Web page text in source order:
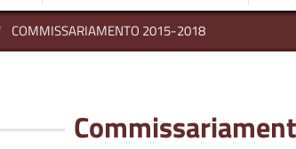
COMMISSARIAMENTO 2015-2018